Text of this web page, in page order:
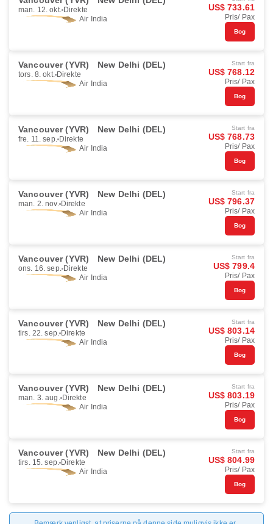
man. 12. okt. Direkte
Air India
US$ 733.61
Pris/ Pax
Bog
Vancouver (YVR) New Delhi (DEL)
tors. 8. okt. Direkte
Air India
Start fra
US$ 768.12
Pris/ Pax
Bog
Vancouver (YVR) New Delhi (DEL)
fre. 11. sep. Direkte
Air India
Start fra
US$ 768.73
Pris/ Pax
Bog
Vancouver (YVR) New Delhi (DEL)
man. 2. nov. Direkte
Air India
Start fra
US$ 796.37
Pris/ Pax
Bog
Vancouver (YVR) New Delhi (DEL)
ons. 16. sep. Direkte
Air India
Start fra
US$ 799.4
Pris/ Pax
Bog
Vancouver (YVR) New Delhi (DEL)
tirs. 22. sep. Direkte
Air India
Start fra
US$ 803.14
Pris/ Pax
Bog
Vancouver (YVR) New Delhi (DEL)
man. 3. aug. Direkte
Air India
Start fra
US$ 803.19
Pris/ Pax
Bog
Vancouver (YVR) New Delhi (DEL)
tirs. 15. sep. Direkte
Air India
Start fra
US$ 804.99
Pris/ Pax
Bog